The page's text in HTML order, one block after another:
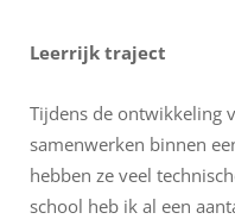
Leerrijk traject
Tijdens de ontwikkeling
samenwerken binnen
hebben ze veel
school heb ik al een